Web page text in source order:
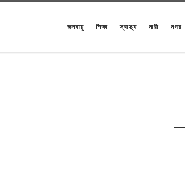
জলবায়ু শিক্ষা স্বাস্থ্য নারী নগর